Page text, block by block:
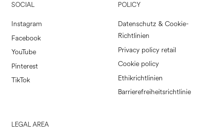
SOCIAL
Instagram
Facebook
YouTube
Pinterest
TikTok
POLICY
Datenschutz & Cookie-
Richtlinien
Privacy policy retail
Cookie policy
Ethikrichtlinien
Barrierefreiheitsrichtlinie
LEGAL AREA